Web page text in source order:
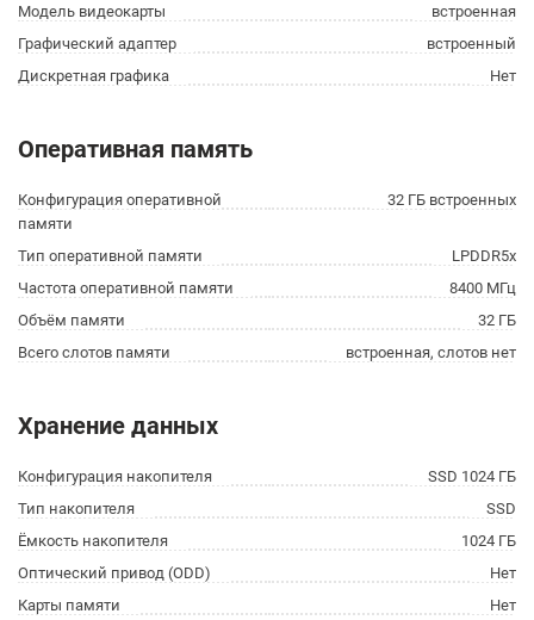
Модель видеокарты
встроенная
Графический адаптер
встроенный
Дискретная графика
Нет
Оперативная память
Конфигурация оперативной
памяти
32 ГБ встроенных
Тип оперативной памяти
LPDDR5x
Частота оперативной памяти
8400 МГц
Объём памяти
32 ГБ
Всего слотов памяти
встроенная, слотов нет
Хранение данных
Конфигурация накопителя
SSD 1024 ГБ
Тип накопителя
SSD
Ёмкость накопителя
1024 ГБ
Оптический привод (ODD)
Нет
Карты памяти
Нет